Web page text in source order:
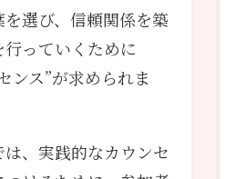
選び、信頼関係を築
っていくために
ンス”が求められま
、実践的なカウンセ